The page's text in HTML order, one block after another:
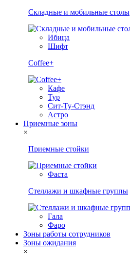
Складные и мобильные столы
Ибица
Шифт
Coffee+
Кафе
Тур
Сит-Ту-Стэнд
Астро
Приемные зоны
×
Приемные стойки
Фаста
Стеллажи и шкафные группы
Гала
Фаро
Зоны работы сотрудников
Зоны ожидания
×